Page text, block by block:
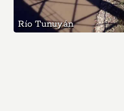
Río Tunuyán